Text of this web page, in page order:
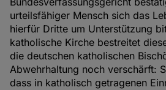
urteilsfähiger Mensch sich das
hierfür Dritte um Unterstützung
katholische Kirche bestreitet
die deutschen katholischen
Abwehrhaltung noch verschärft:
dass in katholisch getragenen